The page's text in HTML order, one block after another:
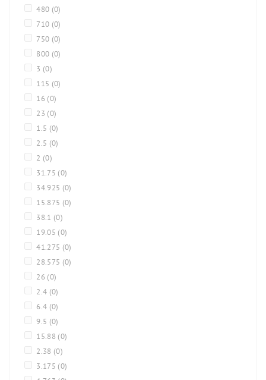
480 (0)
710 (0)
750 (0)
800 (0)
3 (0)
115 (0)
16 (0)
23 (0)
1.5 (0)
2.5 (0)
2 (0)
31.75 (0)
34.925 (0)
15.875 (0)
38.1 (0)
19.05 (0)
41.275 (0)
28.575 (0)
26 (0)
2.4 (0)
6.4 (0)
9.5 (0)
15.88 (0)
2.38 (0)
3.175 (0)